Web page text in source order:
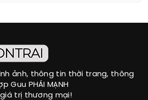
ảnh, thông tin thời trang, thông
Guu PHÁI MẠNH
trị thương mại!